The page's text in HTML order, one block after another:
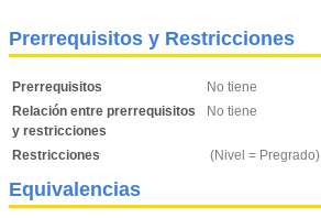
Prerrequisitos y Restricciones
Prerrequisitos
No tiene
Relación entre prerrequisitos
y restricciones
No tiene
Restricciones (Nivel = Pregrado)
Equivalencias